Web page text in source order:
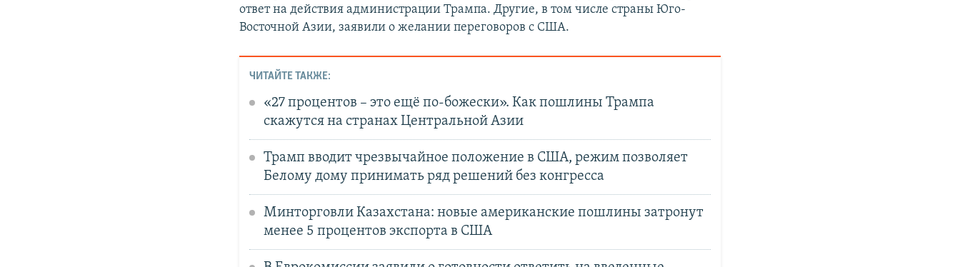
ответ на действия администрации Трампа. Другие, в том числе страны Юго-
Восточной Азии, заявили о желании переговоров с США.
ЧИТАЙТЕ ТАКЖЕ:
«27 процентов – это ещё по-божески». Как пошлины Трампа
скажутся на странах Центральной Азии
Трамп вводит чрезвычайное положение в США, режим позволяет
Белому дому принимать ряд решений без конгресса
Минторговли Казахстана: новые американские пошлины затронут
менее 5 процентов экспорта в США